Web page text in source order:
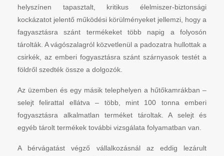
helyszínen tapasztalt, kritikus élelmiszer-biztonsági
kockázatot jelentő működési körülményeket jellemzi, hogy a
fagyasztásra szánt termékeket több napig a folyosón
tárolták. A vágószalagról közvetlenül a padozatra hullottak a
csirkék, az emberi fogyasztásra szánt szárnyasok testét a
földről szedték össze a dolgozók.
Az üzemben és egy másik telephelyen a hűtőkamrákban –
selejt felirattal ellátva – több, mint 100 tonna emberi
fogyasztásra alkalmatlan terméket tároltak. A selejt és
egyéb tárolt termékek további vizsgálata folyamatban van.
A bérvágatást végző vállalkozásnál az eddig lezárult